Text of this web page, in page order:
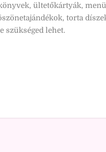
ültetőkártyák,
torta
szükséged lehet.